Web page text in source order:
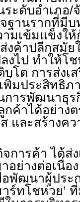
ะดับอำเภอ/
ฐานรากที่มีบ
ามเข้มแข็งใ
งค้าปลีกสมั
งไป ทำให้โ
โต การส่งเ
พิ่มประสิทธิภ
ารพัฒนาธุร
ค้าได้อย่าง
และสร้างค
รค้า ได้ส่ง
ย่างต่อเนื่อ
อพัฒนาผู้ประ
าร์ทโชห่วย